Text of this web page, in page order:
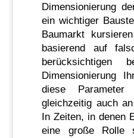
Dimensionierung
ein wichtiger
Baumarkt
basierend auf
Dimensionierung
diese
gleichzeitig auch
In Zeiten, in denen
eine große Rolle